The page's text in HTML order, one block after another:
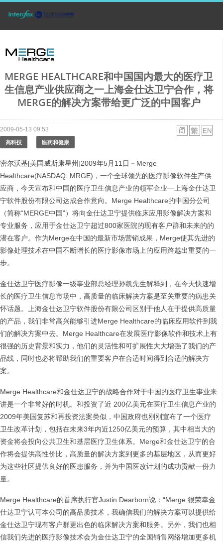
MERGE HEALTHCARE和中国国内最大的医疗卫
生信息产业供应商之一上海金仕达卫宁合作，将
MERGE的解决方案带给更广泛的中国客户
2009-05-13 09:53
高科技 医药和健康
密尔沃基[美国威斯康星州]2009年5月11日－Merge
Healthcare(NASDAQ: MRGE)，一个全球领先的医疗影像软件生产供
应商，今天宣布和中国的医疗卫生信息产业的领军企业—上海金仕达卫
宁软件股份有限公司达成合作意向。Merge Healthcare的中国分公司
（简称“MERGE中国”）将向金仕达卫宁提供临床应用影像解决方案和
专业服务，应用于金仕达卫宁超过800家医院的现有客户群和未来的的
潜在客户。作为Merge在中国的最新市场营销成果，Merge使其先进的
影像处理技术在中国不断增长的医疗影像市场上的应用跨越出重要的一
步。
金仕达卫宁医疗影像一级事业部总经理孙凯先生解释到，在今天快速增
长的医疗卫生信息市场中，高质量的临床解决方案是至关重要的病患关
怀话题。上海金仕达卫宁软件股份有限公司区别于他人在于提供高质量
的产品，我们非常高兴能够引进Merge Healthcare的临床应用软件到我
们的解决方案中去。Merge Healthcare在发展医疗影像软件和技术上有
很强的历史背景和实力，他们的灵活性和可扩展性大大增强了我们的产
品线，同时也必将帮助我们的重要客户在合适时间得到合适的解决方
案。
Merge Healthcare和金仕达卫宁的战略合作对于中国的医疗卫生事业来
讲是一个非常好的时机。和投资了近 200亿美元在医疗卫生信息产业的
2009年美国复苏和再投资法案类似，中国政府也刚刚宣布了一个医疗
卫生改革计划，包括在未来3年内近1250亿美元的预算，其中相当大的
资金将会投向公共卫生和基层医疗卫生体系。Merge和金仕达卫宁的合
作将会提供高性价比，高质量的解决方案到更多的基层地区，从而更好
为这些社区提供良好的医患服务，并为中国医改计划的成功贡献一份力
量。
Merge Healthcare的首席执行官Justin Dearborn说：“Merge 很荣幸金
仕达卫宁认可本公司的高品质技术，我确信我们的解决方案可以提供给
金仕达卫宁现有客户群更出色的临床解决方案和服务。另外，我们也相
信我们先进的医疗影像技术会为金仕达卫宁的全国销售网络增加更多机